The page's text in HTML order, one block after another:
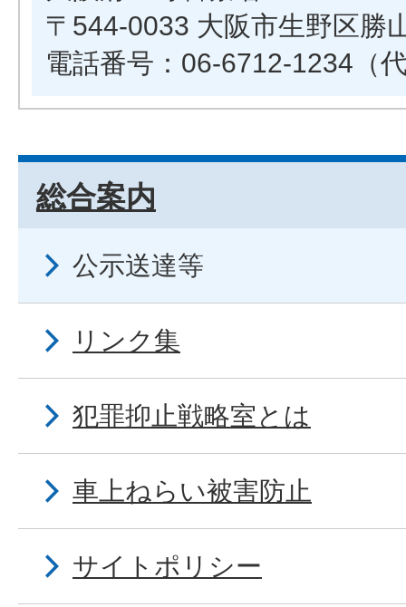
〒544-0033 大阪市生野区勝
電話番号：06-6712-1234（
総合案内
公示送達等
リンク集
犯罪抑止戦略室とは
車上ねらい被害防止
サイトポリシー